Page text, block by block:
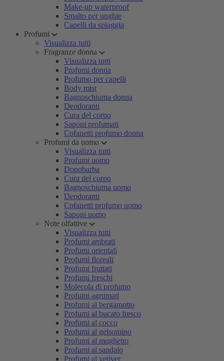
Make-up waterproof
Smalto per unghie
Capelli da spiaggia
Profumi
Visualizza tutti
Fragranze donna
Visualizza tutti
Profumi donna
Profumo per capelli
Body mist
Bagnoschiuma donna
Deodoranti
Cura del corpo
Saponi profumati
Cofanetti profumo donna
Profumi da uomo
Visualizza tutti
Profumi uomo
Dopobarba
Cura del corpo
Bagnoschiuma uomo
Deodoranti
Cofanetti profumo uomo
Saponi uomo
Note olfattive
Visualizza tutti
Profumi ambrati
Profumi orientali
Profumi floreali
Profumi fruttati
Profumi freschi
Molecola di profumo
Profumi agrumati
Profumi al bergamotto
Profumi al bucato fresco
Profumi al cocco
Profumi al gelsomino
Profumi al mughetto
Profumi al sandalo
Profumi al vetiver